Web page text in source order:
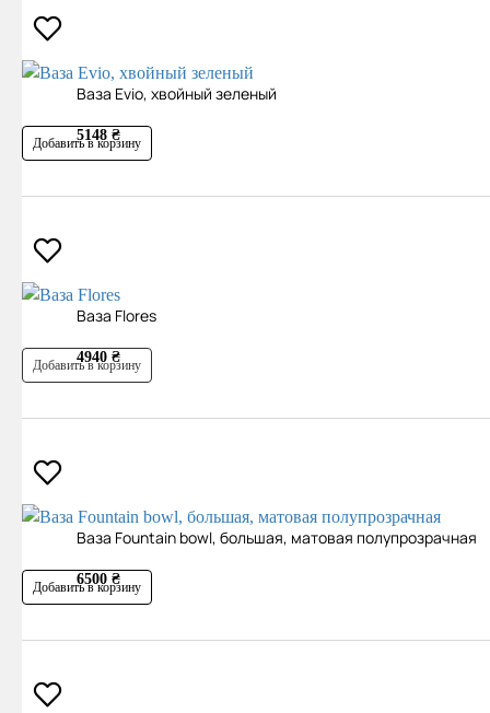
Ваза Evio, хвойный зеленый
5148 ₴
Добавить в корзину
Ваза Flores
4940 ₴
Добавить в корзину
Ваза Fountain bowl, большая, матовая полупрозрачная
6500 ₴
Добавить в корзину